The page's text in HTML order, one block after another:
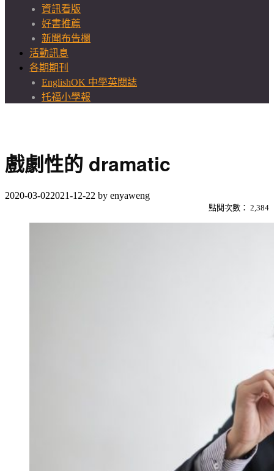
資訊看版
好書推薦
新聞布告欄
活動訊息
各期期刊
EnglishOK 中學英閱誌
托福小學報
戲劇性的 dramatic
2020-03-022021-12-22 by enyaweng
點閱次數： 2,384